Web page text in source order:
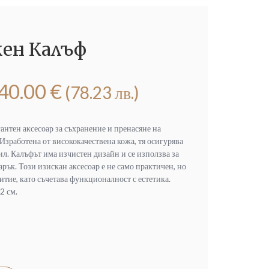
Калъф
€ (78.23 лв.)
аксесоар за съхранение и пренасяне на
от висококачествена кожа, тя осигурява
Калъфът има изчистен дизайн и се използва за
Този изискан аксесоар е не само практичен, но
като съчетава функционалност с естетика.
см.